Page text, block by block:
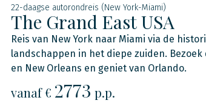
22-daagse autorondreis (New York-Miami)
The Grand East USA
Reis van New York naar Miami via de
landschappen in het diepe zuiden.
en New Orleans en geniet van Orlando.
vanaf € 2773 p.p.